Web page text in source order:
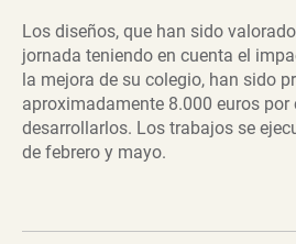
Los diseños, que han sido
jornada teniendo en cuenta el
la mejora de su colegio, han sido
aproximadamente 8.000 euros por
desarrollarlos. Los trabajos se
de febrero y mayo.